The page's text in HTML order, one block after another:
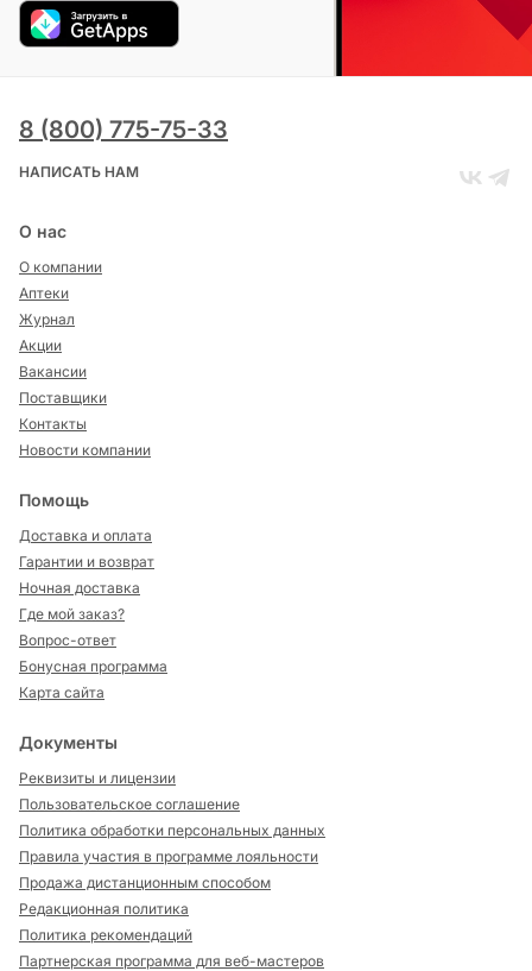
8 (800) 775-75-33
НАПИСАТЬ НАМ
О нас
О компании
Аптеки
Журнал
Акции
Вакансии
Поставщики
Контакты
Новости компании
Помощь
Доставка и оплата
Гарантии и возврат
Ночная доставка
Где мой заказ?
Вопрос-ответ
Бонусная программа
Карта сайта
Документы
Реквизиты и лицензии
Пользовательское соглашение
Политика обработки персональных данных
Правила участия в программе лояльности
Продажа дистанционным способом
Редакционная политика
Политика рекомендаций
Партнерская программа для веб-мастеров